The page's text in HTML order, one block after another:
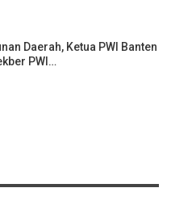
Daerah, Ketua PWI Banten
PWI…